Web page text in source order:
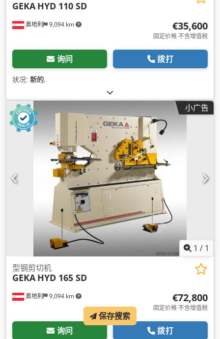
奥地利 9,094 km
GEKA HYD 110 SD
€35,600
固定价格 不含增值税
询问 拨打
状况: 新的,
小广告
1 / 1
奥地利 9,094 km
型钢剪切机
GEKA HYD 165 SD
€72,800
固定价格 不含增值税
询问 拨打
保存搜索